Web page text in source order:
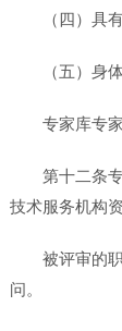
（四）具
（五）身
专家库专
第十二条
技术服务机构
被评审的
问。